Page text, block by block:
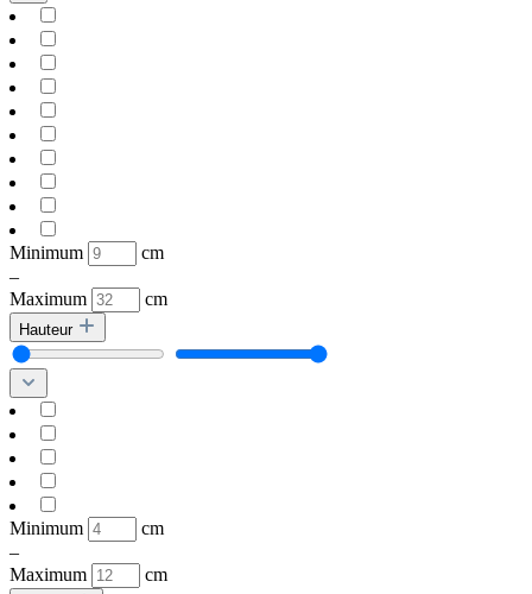
Minimum
cm
–
Maximum
cm
Hauteur
Minimum
cm
–
Maximum
cm